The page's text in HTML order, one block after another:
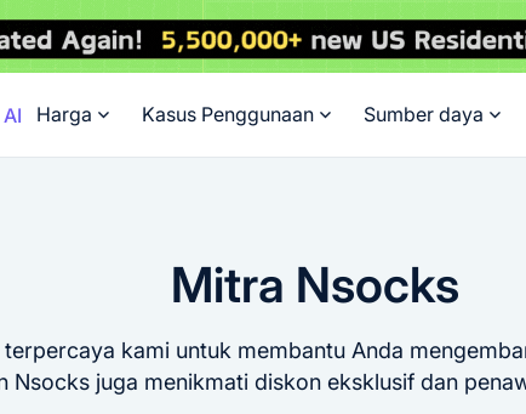
Harga Kasus Penggunaan Sumber daya
Mitra Nsocks
kami untuk membantu Anda
Nsocks juga menikmati diskon eksklusif dan